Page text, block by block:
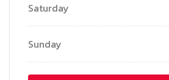
Saturday
Sunday